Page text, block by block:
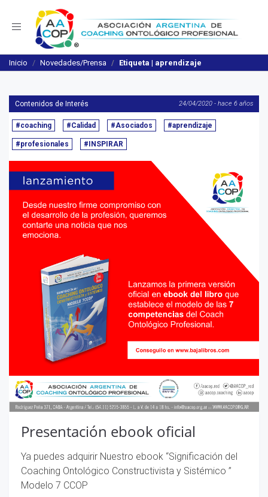
Navegación
Inicio Novedades/Prensa Etiqueta | aprendizaje
Contenidos de Interés 24/04/2020 - hace 6 años
#coaching #Calidad #Asociados #aprendizaje
#profesionales #INSPIRAR
Presentación ebook oficial
Ya puedes adquirir Nuestro ebook “Significación del
Coaching Ontológico Constructivista y Sistémico ”
Modelo 7 CCOP